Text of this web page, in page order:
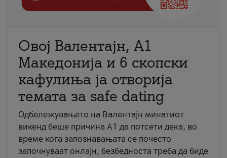
Овој Валентајн, A1
Македонија и 6 скопски
кафулиња ја отворија
темата за safe dating
Одбележувањето на Валентајн минатиот
викенд беше причина А1 да потсети дека, во
време кога запознавањата се почесто
започнуваат онлајн, безбедноста треба да биде